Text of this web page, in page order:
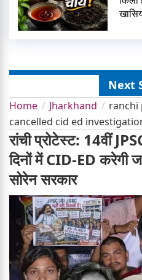
Next
Home Jharkhand
ranchi
cancelled cid ed
रांची प्रोटेस्ट: 14वीं
दिनों में CID-ED करेगी
सोरेन सरकार